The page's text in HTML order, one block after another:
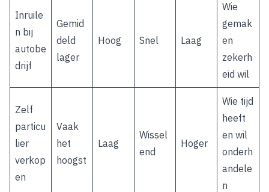
Inruile
n bij
autobe
drijf
Gemid
deld
lager
Hoog Snel Laag
Wie
gemak
en
zekerh
eid wil
Zelf
particu
lier
verkop
en
Vaak
het
hoogst
Laag
Wissel
end
Hoger
Wie tijd
heeft
en wil
onderh
andele
n